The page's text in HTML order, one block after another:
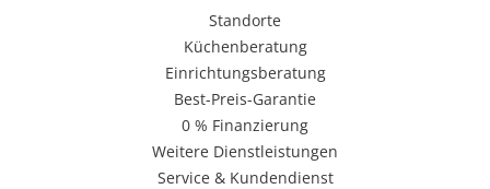
Standorte
Küchenberatung
Einrichtungsberatung
Best-Preis-Garantie
0 % Finanzierung
Weitere Dienstleistungen
Service & Kundendienst